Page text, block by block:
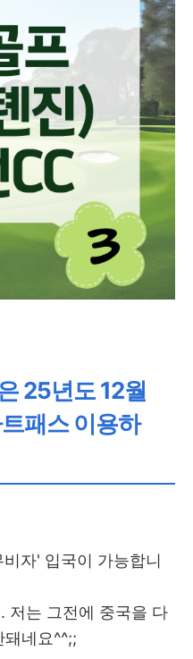
25년도 12월
패스 이용하
자' 입국이 가능합니
저는 그전에 중국을 다
네요^^;;